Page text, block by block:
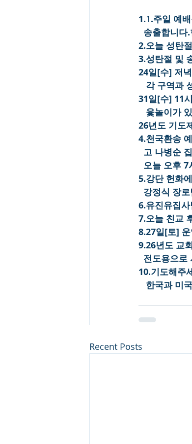
1.1.주일 예
송출합니다
2.오늘 성탄
3.성탄절 및
24일[수] 저
각 구역과
31일[수] 11
윷놀이가
26년도 기도
4.천국환송
고 나병순
오늘 오후 7
5.강단 헌화
강정식 장
6.유진유집
7.오늘 친교
8.27일[토]
9.26년도 교
전도용으로
10.기도해주
한국과 미
Recent Posts